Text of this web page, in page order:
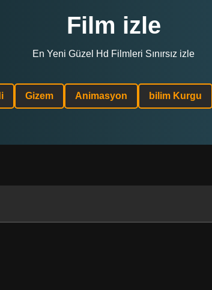
Film izle
En Yeni Güzel Hd Filmleri Sınırsız izle
Gizem Animasyon bilim Kurgu